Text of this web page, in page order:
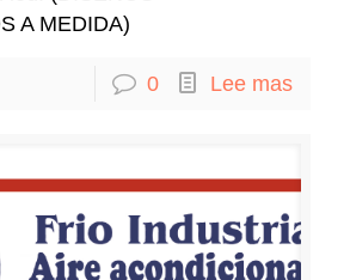
A MEDIDA)
0 Lee mas